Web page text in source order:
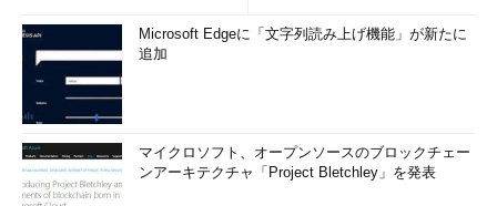
Microsoft Edgeに「文字列読み上げ機能」が新たに
追加
マイクロソフト、オープンソースのブロックチェー
ンアーキテクチャ「Project Bletchley」を発表